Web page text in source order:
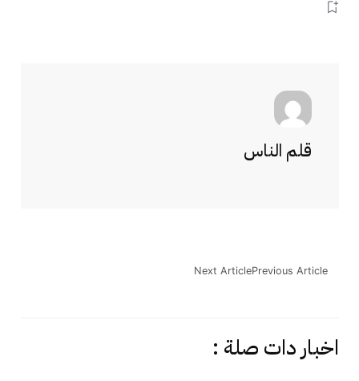
قلم الناس
Previous Article
Next Article
اخبار دات صلة :